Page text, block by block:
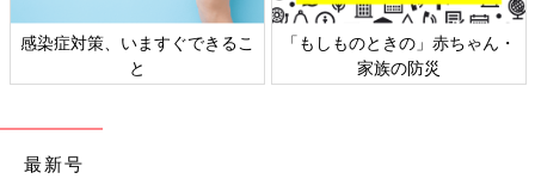
感染症対策、いますぐできるこ
と
「もしものときの」赤ちゃん・
家族の防災
最新号